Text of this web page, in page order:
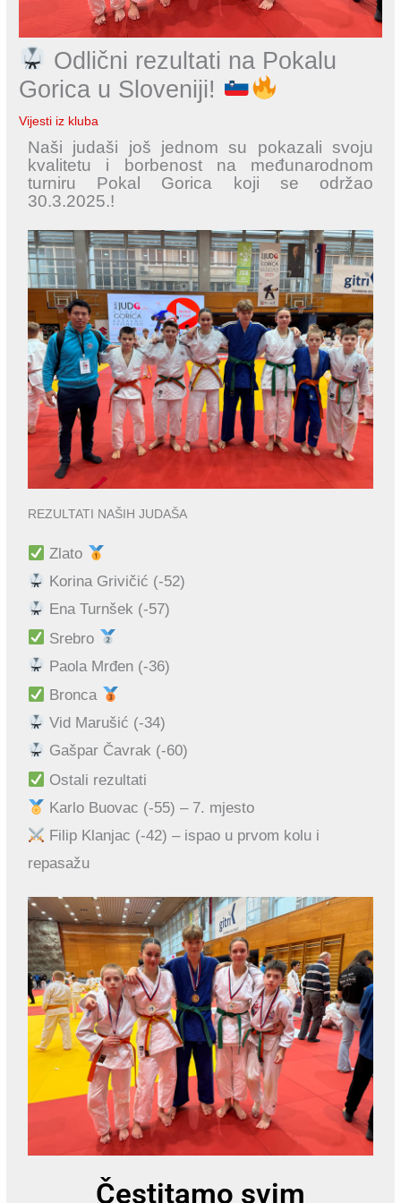
Odlični rezultati na Pokalu
Gorica u Sloveniji!
Vijesti iz kluba
Naši judaši još jednom su pokazali svoju
kvalitetu i borbenost na međunarodnom
turniru Pokal Gorica koji se održao
30.3.2025.!
REZULTATI NAŠIH JUDAŠA
Zlato
Korina Grivičić (-52)
Ena Turnšek (-57)
Srebro
Paola Mrđen (-36)
Bronca
Vid Marušić (-34)
Gašpar Čavrak (-60)
Ostali rezultati
Karlo Buovac (-55) – 7. mjesto
Filip Klanjac (-42) – ispao u prvom kolu i
repasažu
Čestitamo svim